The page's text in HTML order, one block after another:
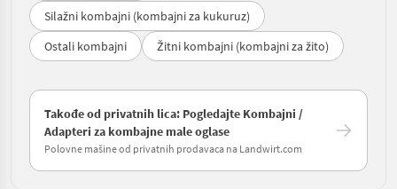
Silažni kombajni (kombajni za kukuruz)
Ostali kombajni
Žitni kombajni (kombajni za žito)
Takođe od privatnih lica: Pogledajte Kombajni /
Adapteri za kombajne male oglase
Polovne mašine od privatnih prodavaca na Landwirt.com